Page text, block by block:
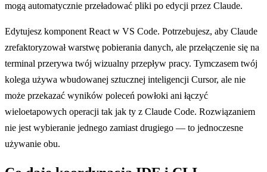
mogą automatycznie przeładować pliki po edycji przez Claude.
Edytujesz komponent React w VS Code. Potrzebujesz, aby Claude
zrefaktoryzował warstwę pobierania danych, ale przełączenie się na
terminal przerywa twój wizualny przepływ pracy. Tymczasem twój
kolega używa wbudowanej sztucznej inteligencji Cursor, ale nie
może przekazać wyników poleceń powłoki ani łączyć
wieloetapowych operacji tak jak ty z Claude Code. Rozwiązaniem
nie jest wybieranie jednego zamiast drugiego — to jednoczesne
używanie obu.